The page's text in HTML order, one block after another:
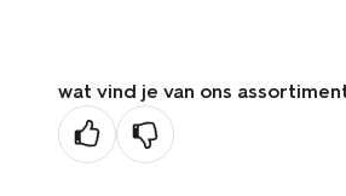
wat vind je van ons